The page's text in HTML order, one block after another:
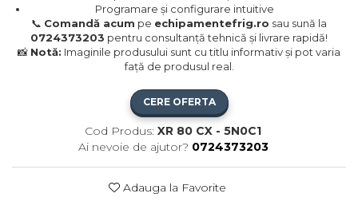
Programare și configurare intuitive​
📞 Comandă acum pe echipamentefrig.ro sau sună la
0724373203 pentru consultanță tehnică și livrare rapidă!
📸 Notă: Imaginile produsului sunt cu titlu informativ și pot varia
față de produsul real.
CERE OFERTA
Cod Produs: XR 80 CX - 5N0C1
Ai nevoie de ajutor? 0724373203
Adauga la Favorite